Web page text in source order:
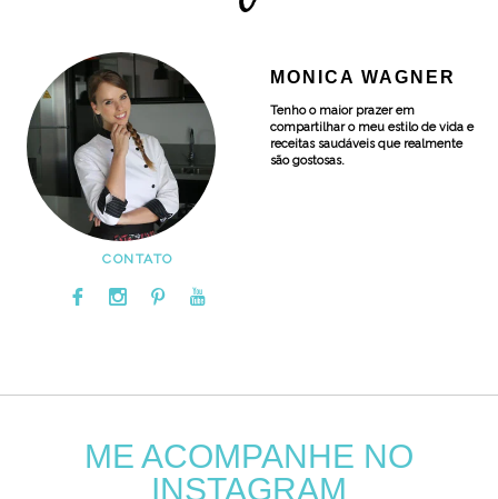
MONICA WAGNER
Tenho o maior prazer em
compartilhar o meu estilo de vida e
receitas saudáveis que realmente
são gostosas.
CONTATO
ME ACOMPANHE NO
INSTAGRAM